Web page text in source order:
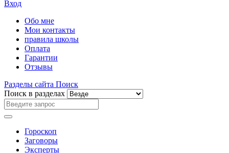
Вход
Обо мне
Мои контакты
правила школы
Оплата
Гарантии
Отзывы
Разделы сайта Поиск
Поиск в разделах
Гороскоп
Заговоры
Эксперты